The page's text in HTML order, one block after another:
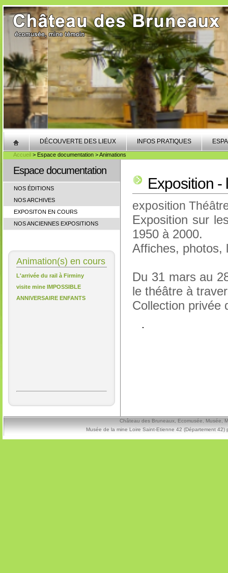
DÉCOUVERTE DES LIEUX INFOS PRATIQUES
Accueil > Espace documentation > Animations
Espace documentation
NOS ÉDITIONS
NOS ARCHIVES
EXPOSITON EN COURS
NOS ANCIENNES EXPOSITIONS
Animation(s) en cours
L'arrivée du rail à Firminy
visite mine IMPOSSIBLE
ANNIVERSAIRE ENFANTS
Exposition -
exposition
Exposition sur
1950 à 2000.
Affiches, photos,
Du 31 mars au
le théâtre à
Collection privée
Château des Bruneaux, Ecomusée, Musée,
Musée de la mine Loire Saint-Etienne 42 (Département